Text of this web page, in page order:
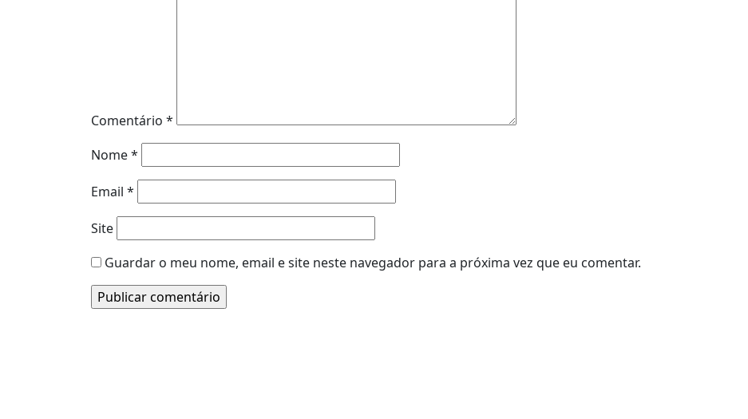
Comentário *
Nome*
Email *
Site
Guardar o meu nome, email e site neste navegador para a próxima vez que eu comentar.